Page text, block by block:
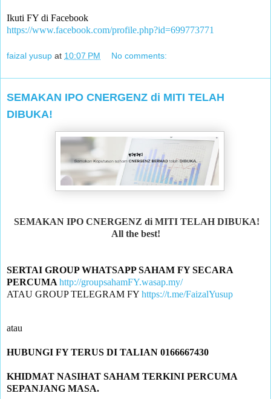
Ikuti FY di Facebook
https://www.facebook.com/profile.php?id=699773771
faizal yusup at 10:07 PM No comments:
SEMAKAN IPO CNERGENZ di MITI TELAH
DIBUKA!
SEMAKAN IPO CNERGENZ di MITI TELAH DIBUKA!
All the best!
SERTAI GROUP WHATSAPP SAHAM FY SECARA
PERCUMA http://groupsahamFY.wasap.my/
ATAU GROUP TELEGRAM FY https://t.me/FaizalYusup
KHIDMAT NASIHAT SAHAM TERKINI PERCUMA